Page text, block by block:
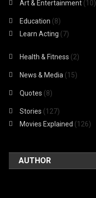
Art & Entertainment (10)
Education (8)
Learn Acting (7)
Health & Fitness (2)
News & Media (15)
Quotes (8)
Stories (127)
Movies Explained (126)
AUTHOR